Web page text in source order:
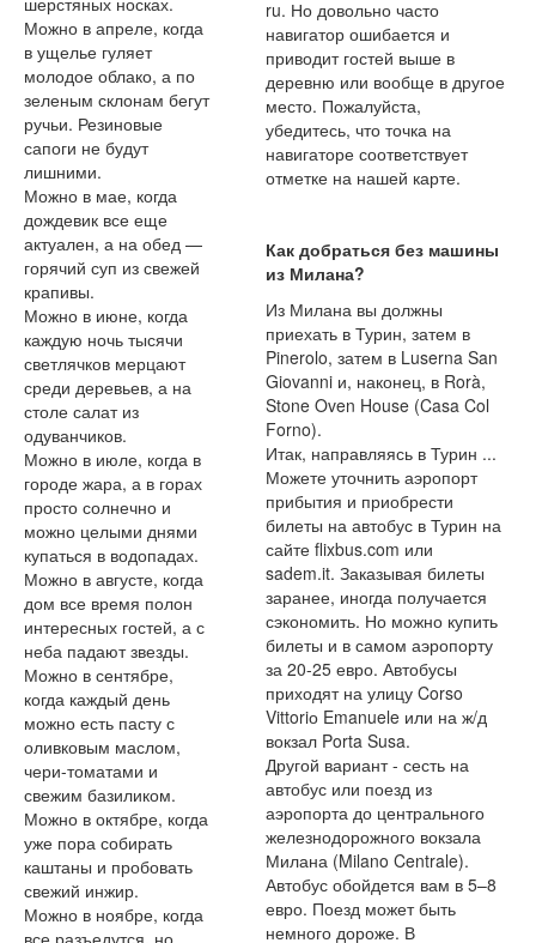
Можно в апреле, когда
в ущелье гуляет
молодое облако, а по
зеленым склонам бегут
ручьи. Резиновые
сапоги не будут
лишними.
Можно в мае, когда
дождевик все еще
актуален, а на обед —
горячий суп из свежей
крапивы.
Можно в июне, когда
каждую ночь тысячи
светлячков мерцают
среди деревьев, а на
столе салат из
одуванчиков.
Можно в июле, когда в
городе жара, а в горах
просто солнечно и
можно целыми днями
купаться в водопадах.
Можно в августе, когда
дом все время полон
интересных гостей, а с
неба падают звезды.
Можно в сентябре,
когда каждый день
можно есть пасту с
оливковым маслом,
чери-томатами и
свежим базиликом.
Можно в октябре, когда
уже пора собирать
каштаны и пробовать
свежий инжир.
Можно в ноябре, когда
ru. Но довольно часто
навигатор ошибается и
приводит гостей выше в
деревню или вообще в другое
место. Пожалуйста,
убедитесь, что точка на
навигаторе соответствует
отметке на нашей карте.
Как добраться без машины
из Милана?
Из Милана вы должны
приехать в Турин, затем в
Pinerolo, затем в Luserna San
Giovanni и, наконец, в Rorà,
Stone Oven House (Casa Col
Forno).
Итак, направляясь в Турин ...
Можете уточнить аэропорт
прибытия и приобрести
билеты на автобус в Турин на
сайте flixbus.com или
sadem.it. Заказывая билеты
заранее, иногда получается
сэкономить. Но можно купить
билеты и в самом аэропорту
за 20-25 евро. Автобусы
приходят на улицу Corso
Vittoriо Emanuele или на ж/д
вокзал Porta Susa.
Другой вариант - сесть на
автобус или поезд из
аэропорта до центрального
железнодорожного вокзала
Милана (Milano Centrale).
Автобус обойдется вам в 5–8
евро. Поезд может быть
немного дороже. В